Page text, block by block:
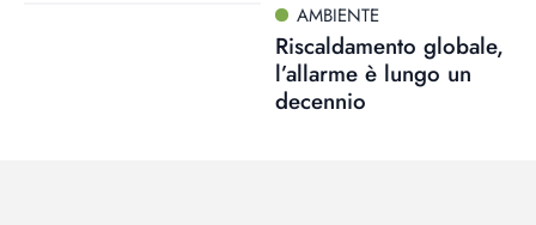
AMBIENTE
Riscaldamento globale,
l’allarme è lungo un
decennio